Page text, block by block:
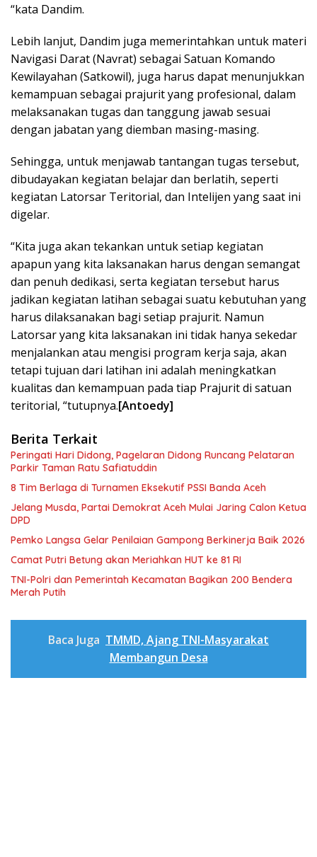
“kata Dandim.
Lebih lanjut, Dandim juga memerintahkan untuk materi
Navigasi Darat (Navrat) sebagai Satuan Komando
Kewilayahan (Satkowil), juga harus dapat menunjukkan
kemampuan sebagai prajurit yang profesional, dalam
melaksanakan tugas dan tanggung jawab sesuai
dengan jabatan yang diemban masing-masing.
Sehingga, untuk menjawab tantangan tugas tersebut,
dibudayakan kegiatan belajar dan berlatih, seperti
kegiatan Latorsar Teritorial, dan Intelijen yang saat ini
digelar.
“Kita juga akan tekankan untuk setiap kegiatan
apapun yang kita laksanakan harus dengan semangat
dan penuh dedikasi, serta kegiatan tersebut harus
jadikan kegiatan latihan sebagai suatu kebutuhan yang
harus dilaksanakan bagi setiap prajurit. Namun
Latorsar yang kita laksanakan ini tidak hanya sekedar
menjalankan atau mengisi program kerja saja, akan
tetapi tujuan dari latihan ini adalah meningkatkan
kualitas dan kemampuan pada tiap Prajurit di satuan
teritorial, “tutupnya.[Antoedy]
Berita Terkait
Peringati Hari Didong, Pagelaran Didong Runcang Pelataran
Parkir Taman Ratu Safiatuddin
8 Tim Berlaga di Turnamen Eksekutif PSSI Banda Aceh
Jelang Musda, Partai Demokrat Aceh Mulai Jaring Calon Ketua
DPD
Pemko Langsa Gelar Penilaian Gampong Berkinerja Baik 2026
Camat Putri Betung akan Meriahkan HUT ke 81 RI
TNI-Polri dan Pemerintah Kecamatan Bagikan 200 Bendera
Merah Putih
Baca Juga TMMD, Ajang TNI-Masyarakat
Membangun Desa